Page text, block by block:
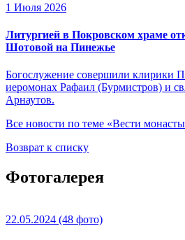
1 Июля 2026
Литургией в Покровском храме
Шотовой на Пинежье
Богослужение совершили клирики
иеромонах Рафаил (Бурмистров) и
Арнаутов.
Все новости по теме «Вести
Возврат к списку
Фотогалерея
22.05.2024 (48 фото)